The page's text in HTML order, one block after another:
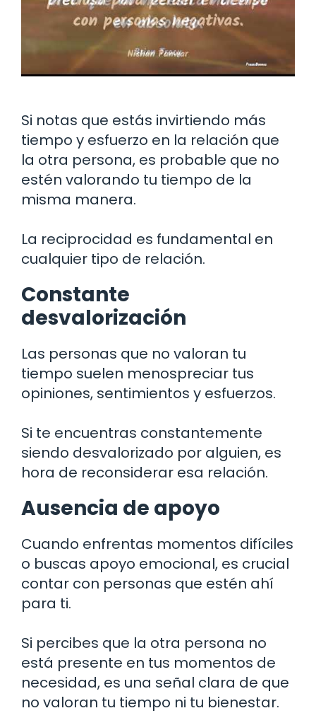
Si notas que estás invirtiendo más
tiempo y esfuerzo en la relación que
la otra persona, es probable que no
estén valorando tu tiempo de la
misma manera.
La reciprocidad es fundamental en
cualquier tipo de relación.
Constante
desvalorización
Las personas que no valoran tu
tiempo suelen menospreciar tus
opiniones, sentimientos y esfuerzos.
Si te encuentras constantemente
siendo desvalorizado por alguien, es
hora de reconsiderar esa relación.
Ausencia de apoyo
Cuando enfrentas momentos difíciles
o buscas apoyo emocional, es crucial
contar con personas que estén ahí
para ti.
Si percibes que la otra persona no
está presente en tus momentos de
necesidad, es una señal clara de que
no valoran tu tiempo ni tu bienestar.